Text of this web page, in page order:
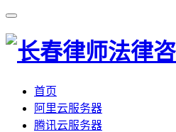
首页
阿里云服务器
腾讯云服务器